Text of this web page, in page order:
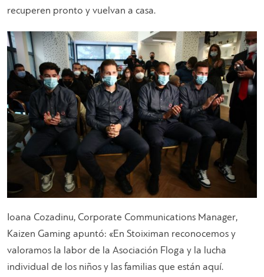
recuperen pronto y vuelvan a casa.
Ioana Cozadinu, Corporate Communications Manager,
Kaizen Gaming apuntó: «En Stoiximan reconocemos y
valoramos la labor de la Asociación Floga y la lucha
individual de los niños y las familias que están aquí.